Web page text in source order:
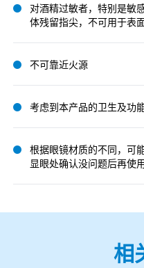
对酒精过敏者，特别是敏
体残留指尖，不可用于表
不可靠近火源
考虑到本产品的卫生及功
根据眼镜材质的不同，可
显眼处确认没问题后再使
相